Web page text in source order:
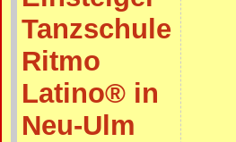
Tanzschule
Ritmo
Latino® in
Neu-Ulm